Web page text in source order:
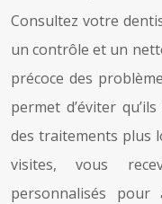
Consultez votre
un contrôle et un
précoce des
permet d’éviter
des traitements plus
visites, vous
personnalisés pour